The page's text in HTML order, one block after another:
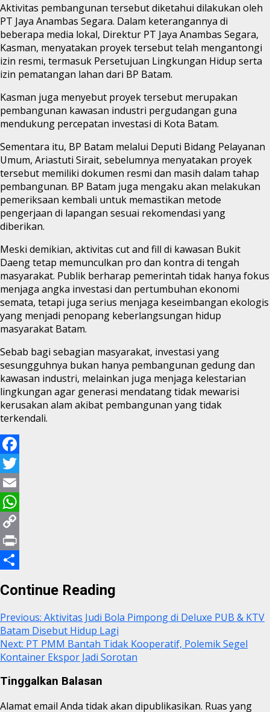
Aktivitas pembangunan tersebut diketahui dilakukan oleh
PT Jaya Anambas Segara. Dalam keterangannya di
beberapa media lokal, Direktur PT Jaya Anambas Segara,
Kasman, menyatakan proyek tersebut telah mengantongi
izin resmi, termasuk Persetujuan Lingkungan Hidup serta
izin pematangan lahan dari BP Batam.
Kasman juga menyebut proyek tersebut merupakan
pembangunan kawasan industri pergudangan guna
mendukung percepatan investasi di Kota Batam.
Sementara itu, BP Batam melalui Deputi Bidang Pelayanan
Umum, Ariastuti Sirait, sebelumnya menyatakan proyek
tersebut memiliki dokumen resmi dan masih dalam tahap
pembangunan. BP Batam juga mengaku akan melakukan
pemeriksaan kembali untuk memastikan metode
pengerjaan di lapangan sesuai rekomendasi yang
diberikan.
Meski demikian, aktivitas cut and fill di kawasan Bukit
Daeng tetap memunculkan pro dan kontra di tengah
masyarakat. Publik berharap pemerintah tidak hanya fokus
menjaga angka investasi dan pertumbuhan ekonomi
semata, tetapi juga serius menjaga keseimbangan ekologis
yang menjadi penopang keberlangsungan hidup
masyarakat Batam.
Sebab bagi sebagian masyarakat, investasi yang
sesungguhnya bukan hanya pembangunan gedung dan
kawasan industri, melainkan juga menjaga kelestarian
lingkungan agar generasi mendatang tidak mewarisi
kerusakan alam akibat pembangunan yang tidak
terkendali.
Facebook
Twitter
Email
WhatsApp
Copy
Link
Print
Continue Reading
Previous: Aktivitas Judi Bola Pimpong di Deluxe PUB & KTV
Batam Disebut Hidup Lagi
Next: PT PMM Bantah Tidak Kooperatif, Polemik Segel
Kontainer Ekspor Jadi Sorotan
Tinggalkan Balasan
Alamat email Anda tidak akan dipublikasikan. Ruas yang